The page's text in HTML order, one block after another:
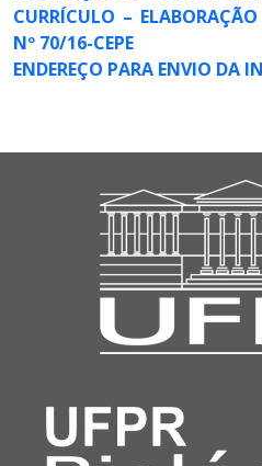
CURRÍCULO –
Nº 70/16-CEPE
ENDEREÇO PARA ENVIO DA